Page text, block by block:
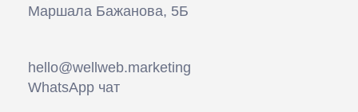
Маршала Бажанова, 5Б
hello@wellweb.marketing
WhatsApp чат